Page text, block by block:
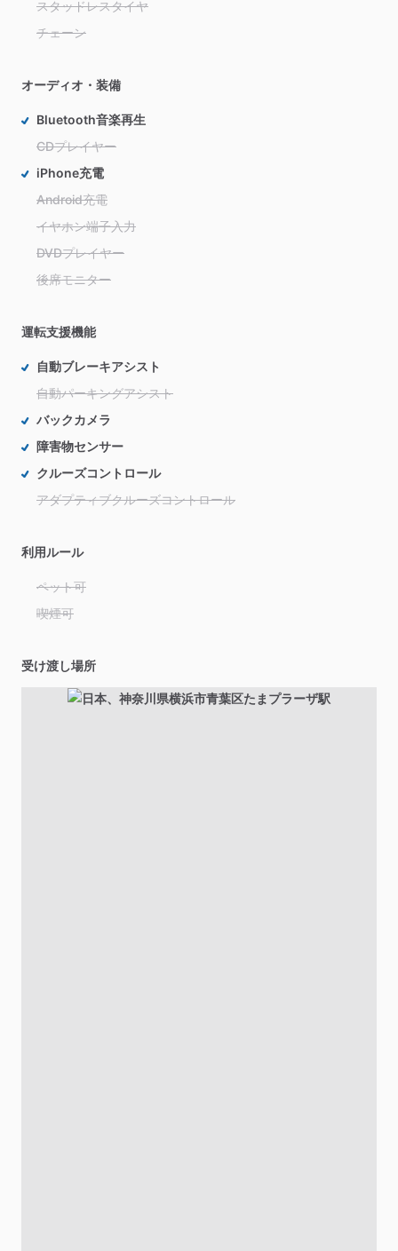
スタッドレスタイヤ
チェーン
オーディオ・装備
Bluetooth音楽再生
CDプレイヤー
iPhone充電
Android充電
イヤホン端子入力
DVDプレイヤー
後席モニター
運転支援機能
自動ブレーキアシスト
自動パーキングアシスト
バックカメラ
障害物センサー
クルーズコントロール
アダプティブクルーズコントロール
利用ルール
ペット可
喫煙可
受け渡し場所